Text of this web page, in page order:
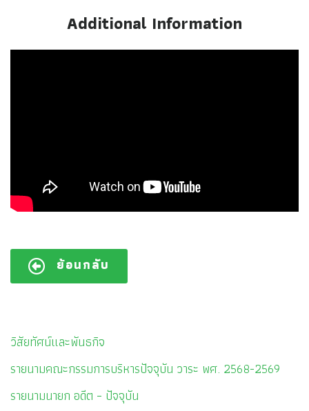
Additional Information
ย้อนกลับ
วิสัยทัศน์และพันธกิจ
รายนามคณะกรรมการบริหารปัจจุบัน วาระ พศ. 2568-2569
รายนามนายก อดีต – ปัจจุบัน